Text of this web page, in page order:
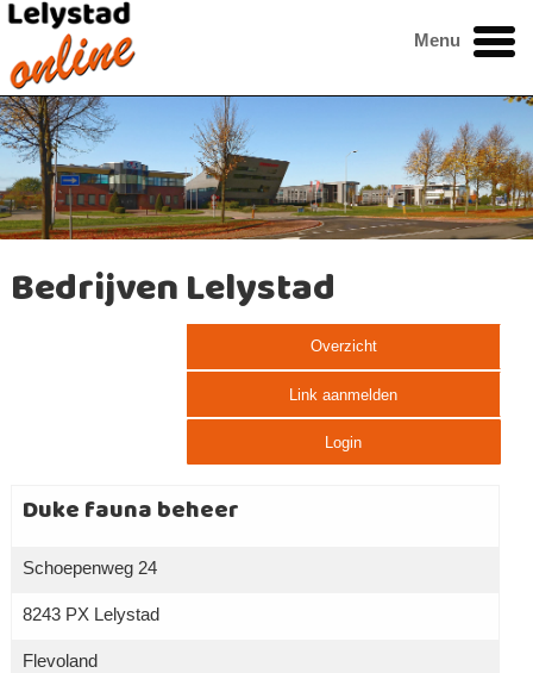
Menu
Bedrijven Lelystad
Overzicht
Link aanmelden
Login
Duke fauna beheer
Schoepenweg 24
8243 PX Lelystad
Flevoland